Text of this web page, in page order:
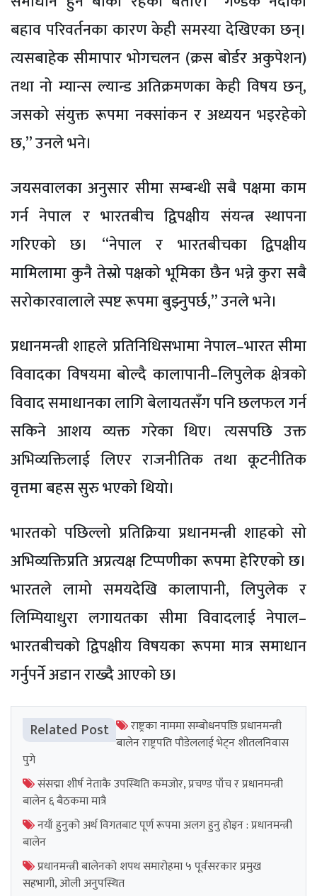
बहाव परिवर्तनका कारण केही समस्या देखिएका छन्।
त्यसबाहेक सीमापार भोगचलन (क्रस बोर्डर अकुपेशन)
तथा नो म्यान्स ल्यान्ड अतिक्रमणका केही विषय छन्,
जसको संयुक्त रूपमा नक्सांकन र अध्ययन भइरहेको
छ,” उनले भने।
जयसवालका अनुसार सीमा सम्बन्धी सबै पक्षमा काम
गर्न नेपाल र भारतबीच द्विपक्षीय संयन्त्र स्थापना
गरिएको छ। “नेपाल र भारतबीचका द्विपक्षीय
मामिलामा कुनै तेस्रो पक्षको भूमिका छैन भन्ने कुरा सबै
सरोकारवालाले स्पष्ट रूपमा बुझ्नुपर्छ,” उनले भने।
प्रधानमन्त्री शाहले प्रतिनिधिसभामा नेपाल–भारत सीमा
विवादका विषयमा बोल्दै कालापानी–लिपुलेक क्षेत्रको
विवाद समाधानका लागि बेलायतसँग पनि छलफल गर्न
सकिने आशय व्यक्त गरेका थिए। त्यसपछि उक्त
अभिव्यक्तिलाई लिएर राजनीतिक तथा कूटनीतिक
वृत्तमा बहस सुरु भएको थियो।
भारतको पछिल्लो प्रतिक्रिया प्रधानमन्त्री शाहको सो
अभिव्यक्तिप्रति अप्रत्यक्ष टिप्पणीका रूपमा हेरिएको छ।
भारतले लामो समयदेखि कालापानी, लिपुलेक र
लिम्पियाधुरा लगायतका सीमा विवादलाई नेपाल–
भारतबीचको द्विपक्षीय विषयका रूपमा मात्र समाधान
गर्नुपर्ने अडान राख्दै आएको छ।
Related Post
राष्ट्रका नाममा सम्बोधनपछि प्रधानमन्त्री
बालेन राष्ट्रपति पौडेललाई भेट्न शीतलनिवास
पुगे
संसद्मा शीर्ष नेताकै उपस्थिति कमजोर, प्रचण्ड पाँच र प्रधानमन्त्री
बालेन ६ बैठकमा मात्रै
नयाँ हुनुको अर्थ विगतबाट पूर्ण रूपमा अलग हुनु होइन : प्रधानमन्त्री
बालेन
प्रधानमन्त्री बालेनको शपथ समारोहमा ५ पूर्वसरकार प्रमुख
सहभागी, ओली अनुपस्थित